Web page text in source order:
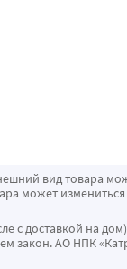
вид товара
может
с доставкой на дом)
закон. АО НПК